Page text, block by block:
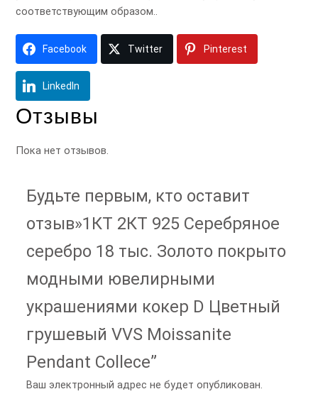
соответствующим образом..
Facebook Twitter Pinterest
LinkedIn
Отзывы
Пока нет отзывов.
Будьте первым, кто оставит
отзыв»1КТ 2КТ 925 Серебряное
серебро 18 тыс. Золото покрыто
модными ювелирными
украшениями кокер D Цветный
грушевый VVS Moissanite
Pendant Collece”
Ваш электронный адрес не будет опубликован.